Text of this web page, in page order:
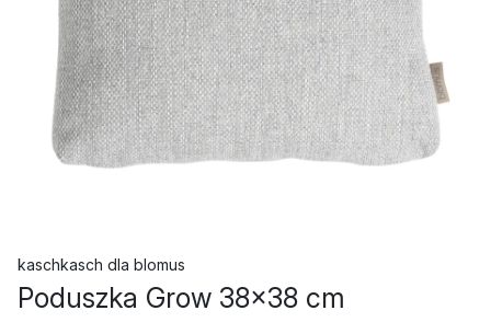
kaschkasch dla blomus
Poduszka Grow 38x38 cm